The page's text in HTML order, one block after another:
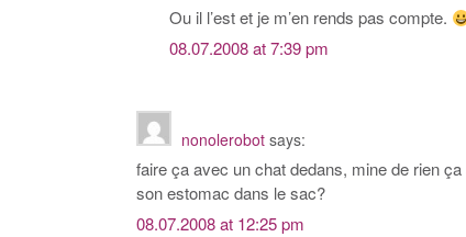
Ou il l’est et je m’en rends pas compte.
08.07.2008 at 7:39 pm
nonolerobot says:
faire ça avec un chat dedans, mine de rien
son estomac dans le sac?
08.07.2008 at 12:25 pm